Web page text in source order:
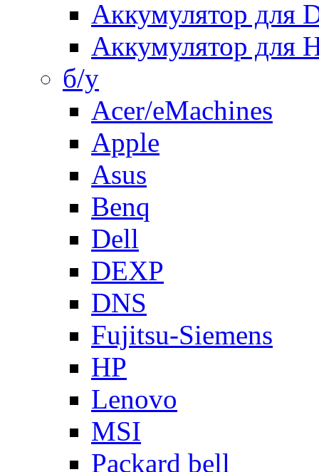
Аккумулятор для
Аккумулятор для
б/у
Acer/eMachines
Apple
Asus
Benq
Dell
DEXP
DNS
Fujitsu-Siemens
HP
Lenovo
MSI
Packard bell